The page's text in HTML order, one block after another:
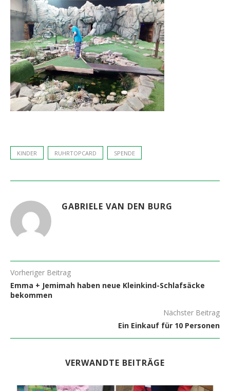
KINDER RUHRTOPCARD SPENDE
GABRIELE VAN DEN BURG
Vorheriger Beitrag
Emma + Jemimah haben neue Kleinkind-Schlafsäcke
bekommen
Nächster Beitrag
Ein Einkauf für 10 Personen
VERWANDTE BEITRÄGE